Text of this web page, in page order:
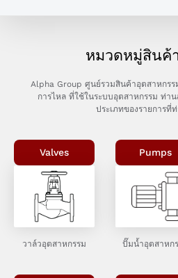
หมวดหมู่สินค้
Alpha Group ศูนย์รวมสินค้าอุตสาหกรร
การไหล ที่ใช้ในระบบอุตสาหกรรม ท่า
ประเภทของรายการที่
Valves
วาล์วอุตสาหกรรม
Pumps
ปั๊มน้ำอุตสาหก